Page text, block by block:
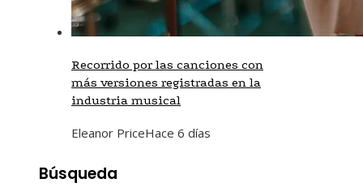
Recorrido por las canciones con
más versiones registradas en la
industria musical
Eleanor PriceHace 6 días
Búsqueda